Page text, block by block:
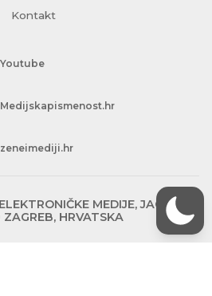
Kontakt
Youtube
Medijskapismenost.hr
zeneimediji.hr
MEDIJE, JAGIĆEVA
HRVATSKA